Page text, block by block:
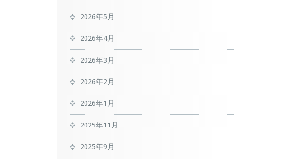
2026年5月
2026年4月
2026年3月
2026年2月
2026年1月
2025年11月
2025年9月